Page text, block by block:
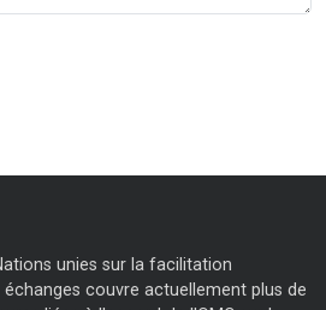
unies sur la facilitation
couvre actuellement plus de